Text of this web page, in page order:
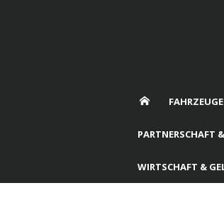
FAHRZEUGE
PARTNERSCHAFT
WIRTSCHAFT &